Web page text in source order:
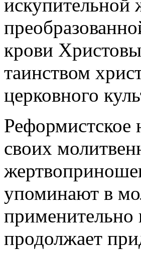
искупительной
крови
таинством
церковного
Реформистское
своих
упоминают в
продолжает